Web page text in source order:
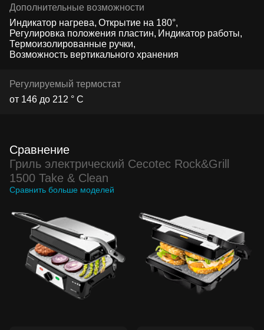
Дополнительные возможности
Индикатор нагрева Открытие на 180°
Регулировка положения пластин Индикатор работы
Термоизолированные ручки
Возможность вертикального хранения
Регулируемый термостат
от 146 до 212 ° C
Сравнение
Гриль электрический Cecotec Rock&Grill
1500 Take & Clean
Сравнить больше моделей